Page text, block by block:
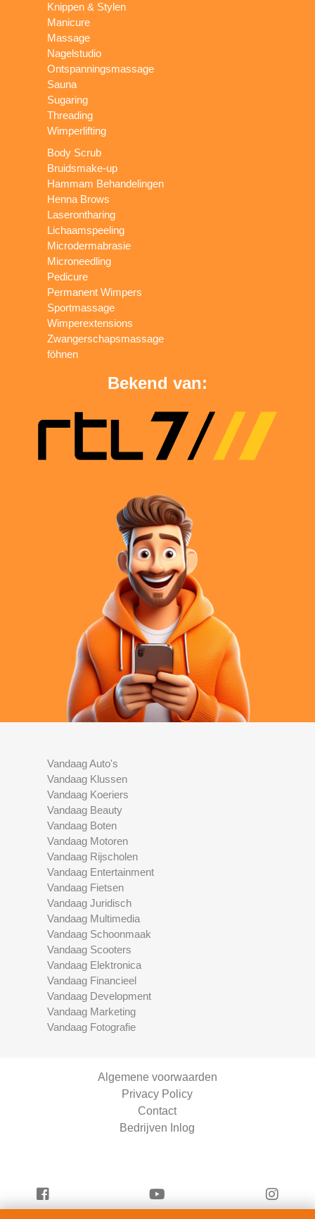
Knippen & Stylen
Manicure
Massage
Nagelstudio
Ontspanningsmassage
Sauna
Sugaring
Threading
Wimperlifting
Body Scrub
Bruidsmake-up
Hammam Behandelingen
Henna Brows
Laserontharing
Lichaamspeeling
Microdermabrasie
Microneedling
Pedicure
Permanent Wimpers
Sportmassage
Wimperextensions
Zwangerschapsmassage
föhnen
Bekend van:
Vandaag Auto's
Vandaag Klussen
Vandaag Koeriers
Vandaag Beauty
Vandaag Boten
Vandaag Motoren
Vandaag Rijscholen
Vandaag Entertainment
Vandaag Fietsen
Vandaag Juridisch
Vandaag Multimedia
Vandaag Schoonmaak
Vandaag Scooters
Vandaag Elektronica
Vandaag Financieel
Vandaag Development
Vandaag Marketing
Vandaag Fotografie
Algemene voorwaarden
Privacy Policy
Contact
Bedrijven Inlog